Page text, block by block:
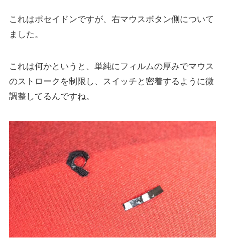
これはポセイドンですが、右マウスボタン側について
ました。
これは何かというと、単純にフィルムの厚みでマウス
のストロークを制限し、スイッチと密着するように微
調整してるんですね。